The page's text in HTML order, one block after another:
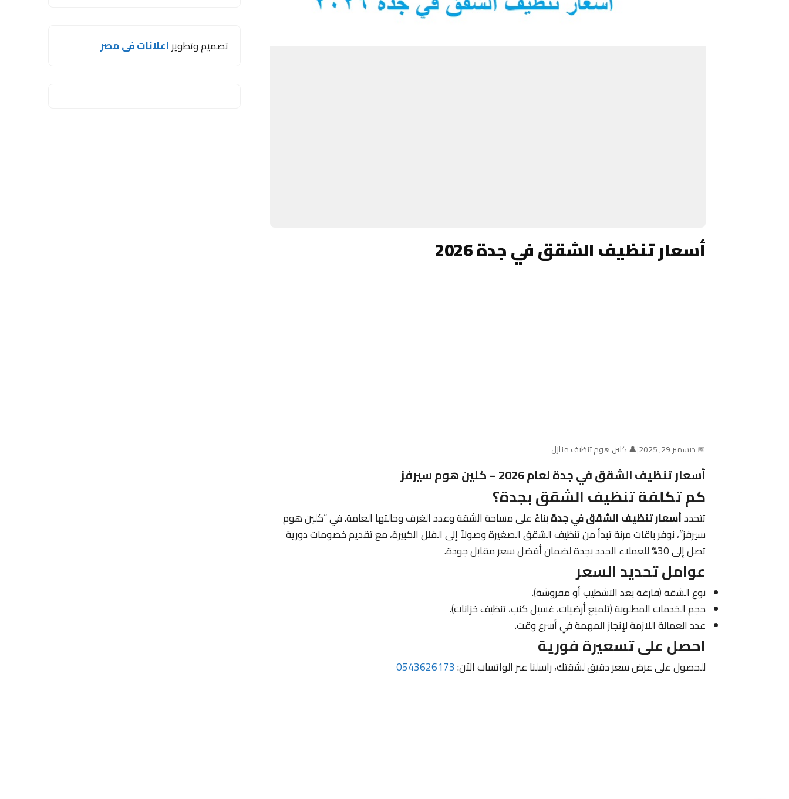
أسعار تنظيف الشقق في جدة 2026
📅 ديسمبر 29, 2025 |👤 كلين هوم تنظيف منازل
أسعار تنظيف الشقق في جدة لعام 2026 – كلين هوم سيرفز
كم تكلفة تنظيف الشقق بجدة؟
تتحددأسعار تنظيف الشقق في جدةبناءً على مساحة الشقة وعدد الغرف وحالتها العامة. في “كلين هوم
سيرفز”، نوفر باقات مرنة تبدأ من تنظيف الشقق الصغيرة وصولاً إلى الفلل الكبيرة، مع تقديم خصومات دورية
تصل إلى 30% للعملاء الجدد بجدة لضمان أفضل سعر مقابل جودة.
عوامل تحديد السعر
نوع الشقة (فارغة بعد التشطيب أو مفروشة).
حجم الخدمات المطلوبة (تلميع أرضيات، غسيل كنب، تنظيف خزانات).
عدد العمالة اللازمة لإنجاز المهمة في أسرع وقت.
احصل على تسعيرة فورية
للحصول على عرض سعر دقيق لشقتك، راسلنا عبر الواتساب الآن:0543626173
تصميم وتطويراعلانات فى مصر